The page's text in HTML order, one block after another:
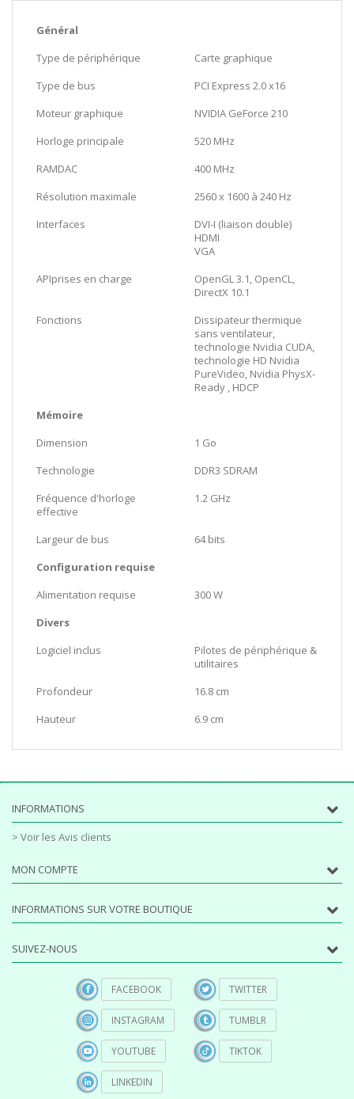
Général
Type de périphérique
Carte graphique
Type de bus
PCI Express 2.0 x16
Moteur graphique
NVIDIA GeForce 210
Horloge principale
520 MHz
RAMDAC
400 MHz
Résolution maximale
2560 x 1600 à 240 Hz
Interfaces
DVI-I (liaison double)
HDMI
VGA
APIprises en charge
OpenGL 3.1, OpenCL,
DirectX 10.1
Fonctions
Dissipateur thermique
sans ventilateur,
technologie Nvidia CUDA,
technologie HD Nvidia
PureVideo, Nvidia PhysX-
Ready , HDCP
Mémoire
Dimension
1 Go
Technologie
DDR3 SDRAM
Fréquence d'horloge
effective
1.2 GHz
Largeur de bus
64 bits
Configuration requise
Alimentation requise
300 W
Divers
Logiciel inclus
Pilotes de périphérique &
utilitaires
Profondeur
16.8 cm
Hauteur
6.9 cm
INFORMATIONS
> Voir les Avis clients
MON COMPTE
INFORMATIONS SUR VOTRE BOUTIQUE
SUIVEZ-NOUS
FACEBOOK
INSTAGRAM
YOUTUBE
LINKEDIN
TWITTER
TUMBLR
TIKTOK